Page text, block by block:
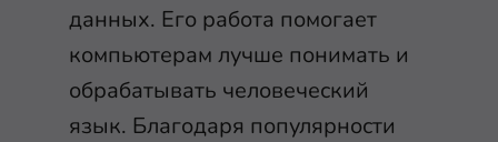
данных. Его работа помогает
компьютерам лучше понимать и
обрабатывать человеческий
язык. Благодаря популярности